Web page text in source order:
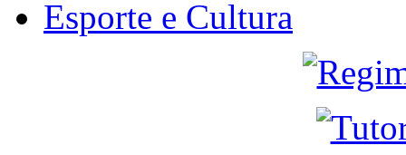
Esporte e Cultura